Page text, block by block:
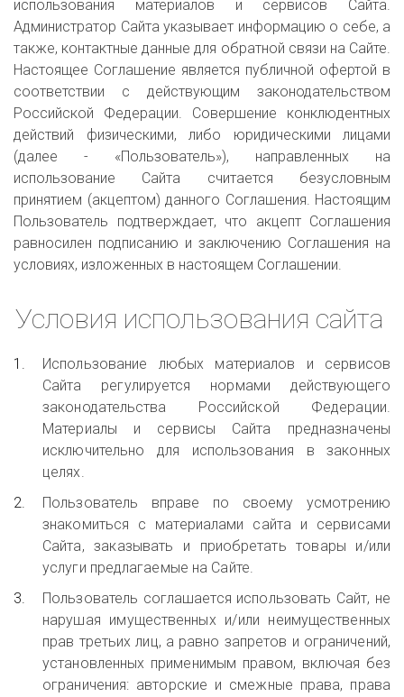
использования материалов и сервисов Сайта.
Администратор Сайта указывает информацию о себе, а
также, контактные данные для обратной связи на Сайте.
Настоящее Соглашение является публичной офертой в
соответствии с действующим законодательством
Российской Федерации. Совершение конклюдентных
действий физическими, либо юридическими лицами
(далее - «Пользователь»), направленных на
использование Сайта считается безусловным
принятием (акцептом) данного Соглашения. Настоящим
Пользователь подтверждает, что акцепт Соглашения
равносилен подписанию и заключению Соглашения на
условиях, изложенных в настоящем Соглашении.
Условия использования сайта
Использование любых материалов и сервисов
Сайта регулируется нормами действующего
законодательства Российской Федерации.
Материалы и сервисы Сайта предназначены
исключительно для использования в законных
целях.
Пользователь вправе по своему усмотрению
знакомиться с материалами сайта и сервисами
Сайта, заказывать и приобретать товары и/или
услуги предлагаемые на Сайте.
Пользователь соглашается использовать Сайт, не
нарушая имущественных и/или неимущественных
прав третьих лиц, а равно запретов и ограничений,
установленных применимым правом, включая без
ограничения: авторские и смежные права, права